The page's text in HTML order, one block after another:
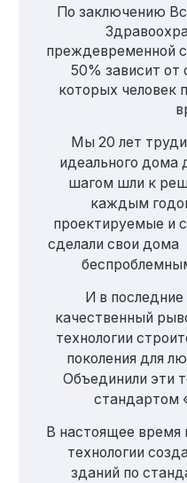
По заключению
преждевременной
50% зависит
которых человек
Мы 20 лет
идеального дома
шагом шли к
каждым
проектируемые и
сделали свои дома
И в
качественный
технологии
поколения для
Объединили эти
стандартом
В настоящее время
технологии
зданий по